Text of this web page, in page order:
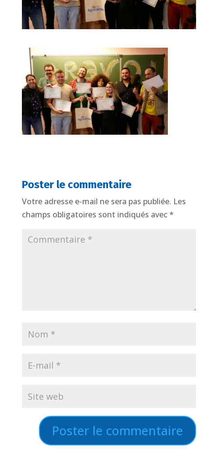
Poster le commentaire
Votre adresse e-mail ne sera pas publiée. Les
champs obligatoires sont indiqués avec*